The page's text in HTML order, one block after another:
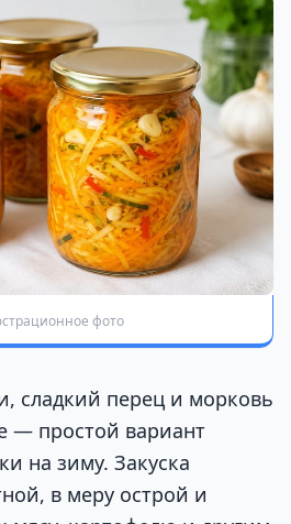
фото
сладкий перец и морковь
— простой вариант
на зиму. Закуска
в меру острой и